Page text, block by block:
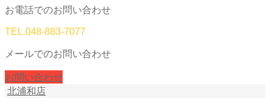
イド,北浦和店NEWS!!
お電話でのお問い合わせ
TEL.048-883-7077
メールでのお問い合わせ
お問い合わせ
北浦和店